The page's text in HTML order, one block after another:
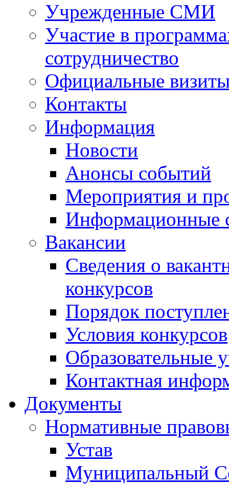
Учрежденные СМИ
Участие в
сотрудничество
Официальные
Контакты
Информация
Новости
Анонсы событий
Мероприятия и
Информационные
Вакансии
Сведения о
конкурсов
Порядок
Условия конкурсов
Образовательные
Контактная
Документы
Нормативные
Устав
Муниципальный